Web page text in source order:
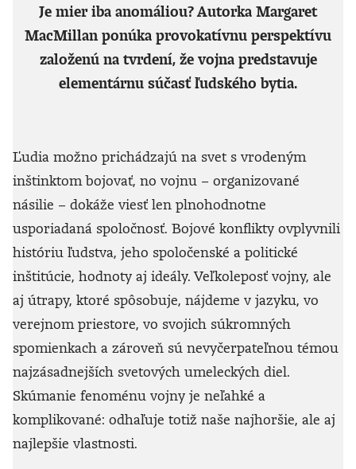
Je mier iba anomáliou?Autorka Margaret
MacMillan ponúka provokatívnu perspektívu
založenú na tvrdení, že vojna predstavuje
elementárnu súčasť ľudského bytia.
Ľudia možno prichádzajú na svet s vrodeným
inštinktom bojovať, no vojnu – organizované
násilie – dokáže viesť len plnohodnotne
usporiadaná spoločnosť. Bojové konflikty ovplyvnili
históriu ľudstva, jeho spoločenské a politické
inštitúcie, hodnoty aj ideály. Veľkoleposť vojny, ale
aj útrapy, ktoré spôsobuje, nájdeme v jazyku, vo
verejnom priestore, vo svojich súkromných
spomienkach a zároveň sú nevyčerpateľnou témou
najzásadnejších svetových umeleckých diel.
Skúmanie fenoménu vojny je neľahké a
komplikované: odhaľuje totiž naše najhoršie, ale aj
najlepšie vlastnosti.